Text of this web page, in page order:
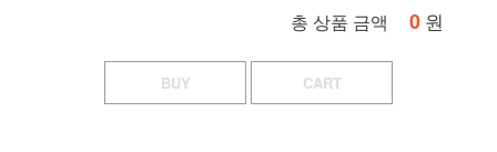
총 상품 금액 0 원
BUY CART